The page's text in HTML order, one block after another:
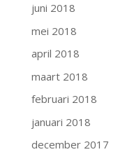
juni 2018
mei 2018
april 2018
maart 2018
februari 2018
januari 2018
december 2017